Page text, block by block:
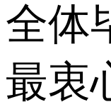
全体
最衷